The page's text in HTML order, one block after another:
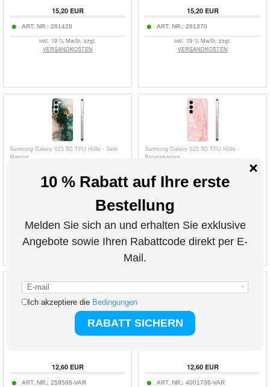
15,20EUR
ART. NR.: 261428
inkl. 19 % MwSt. zzgl.
VERSANDKOSTEN
15,20EUR
ART. NR.: 261370
inkl. 19 % MwSt. zzgl.
VERSANDKOSTEN
Samsung Galaxy S23 5G TPU Hülle - Jade
Marmor
15,20 EUR
VERSANDKOSTEN
Samsung Galaxy S23 5G TPU Hülle -
Rosenmarmor
15,20EUR
ART. NR.:
VERSANDKOSTEN
Hanman Mika Samsung Galaxy S23 5G Hülle
12,60EUR
ART. NR.: 259596-VAR
Samsung Galaxy S23 5G Elegant Serie Wallet
Schutzhülle
12,60EUR
ART. NR.: 4001736-VAR